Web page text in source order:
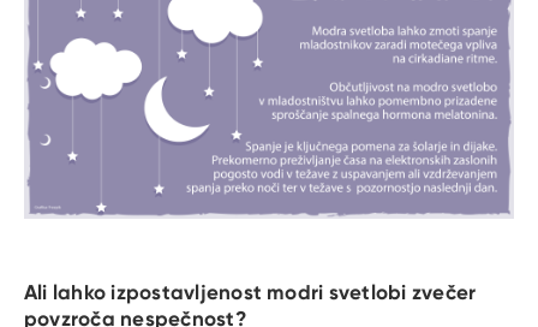
Ali lahko izpostavljenost modri svetlobi zvečer
povzroča nespečnost?